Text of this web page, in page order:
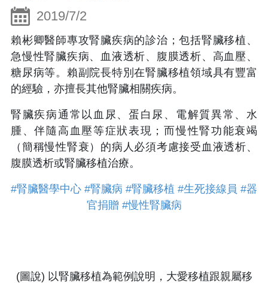
2019/7/2
賴彬卿醫師專攻腎臟疾病的診治；包括腎臟移植、
急慢性腎臟疾病、血液透析、腹膜透析、高血壓、
糖尿病等。賴副院長特別在腎臟移植領域具有豐富
的經驗，亦擅長其他腎臟相關疾病。
腎臟疾病通常以血尿、蛋白尿、電解質異常、水
腫、伴隨高血壓等症狀表現；而慢性腎功能衰竭
（簡稱慢性腎衰）的病人必須考慮接受血液透析、
腹膜透析或腎臟移植治療。
#腎臟醫學中心 #腎臟病 #腎臟移植 #生死接線員 #器
官捐贈 #慢性腎臟病
(圖說) 以腎臟移植為範例說明，大愛移植跟親屬移